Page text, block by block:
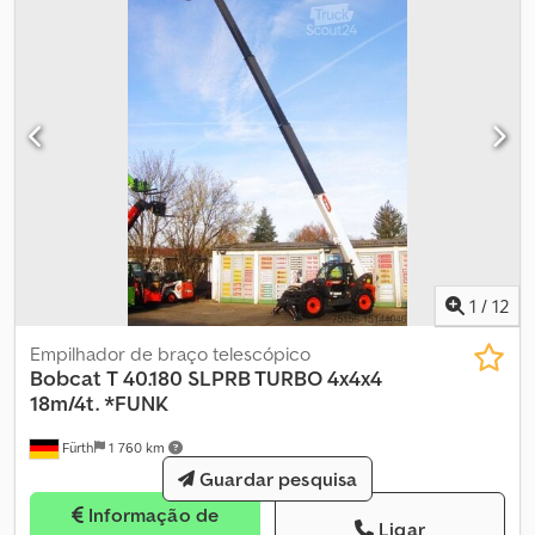
1 / 12
Fürth 1 760 km
Empilhador de braço telescópico
Bobcat T 40.180 SLPRB TURBO 4x4x4
18m/4t. *FUNK
Informação de
Ligar
Guardar pesquisa